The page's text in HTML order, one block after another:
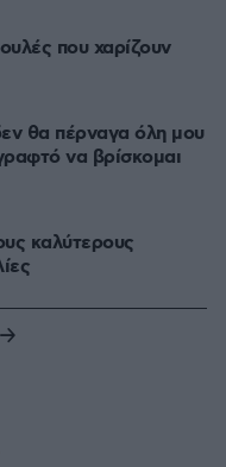
που χαρίζουν
θα πέρναγα όλη μου
να βρίσκομαι
καλύτερους